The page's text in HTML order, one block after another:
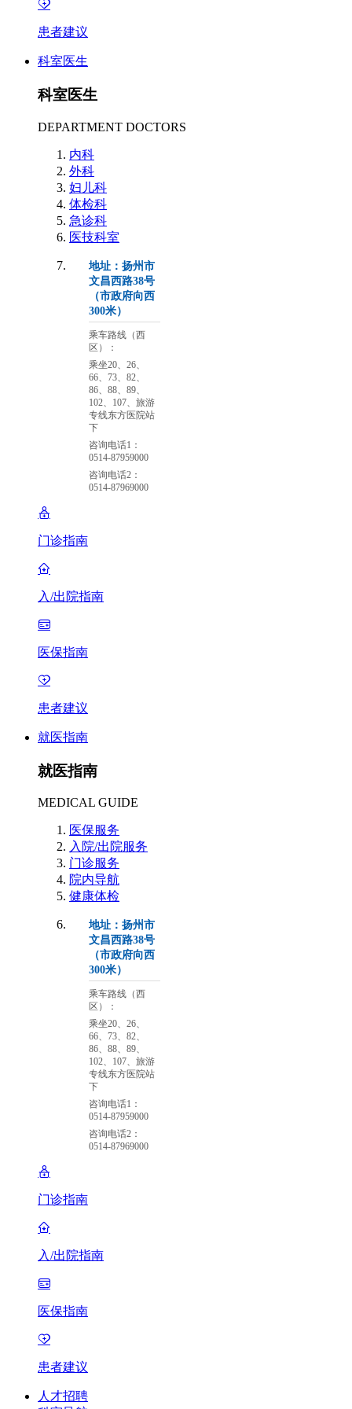
患者建议
科室医生
科室医生
DEPARTMENT DOCTORS
内科
外科
妇儿科
体检科
急诊科
医技科室
地址：扬州市
文昌西路38号
（市政府向西
300米）
乘车路线（西
区）：
乘坐20、26、
66、73、82、
86、88、89、
102、107、旅游
专线东方医院站
下
咨询电话1：
0514-87959000
咨询电话2：
0514-87969000
门诊指南
入/出院指南
医保指南
患者建议
就医指南
就医指南
MEDICAL GUIDE
医保服务
入院/出院服务
门诊服务
院内导航
健康体检
地址：扬州市
文昌西路38号
（市政府向西
300米）
乘车路线（西
区）：
乘坐20、26、
66、73、82、
86、88、89、
102、107、旅游
专线东方医院站
下
咨询电话1：
0514-87959000
咨询电话2：
0514-87969000
门诊指南
入/出院指南
医保指南
患者建议
人才招聘